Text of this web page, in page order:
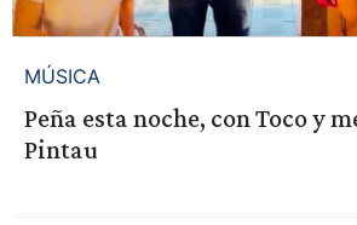
MÚSICA
Peña esta noche, con Toco y
Pintau